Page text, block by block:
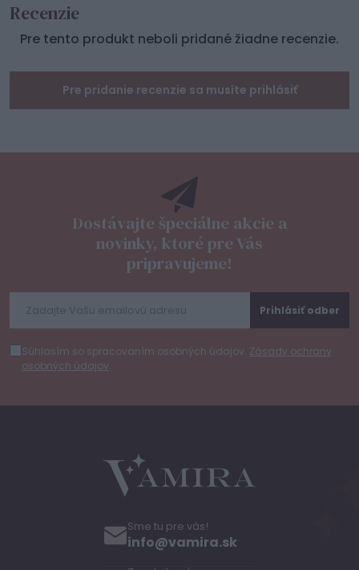
Recenzie
Pre tento produkt neboli pridané žiadne recenzie.
Pre pridanie recenzie sa musíte prihlásiť
Dostávajte špeciálne akcie a
novinky, ktoré pre Vás
pripravujeme!
Súhlasím so spracovaním osobných údajov. Zásady ochrany
osobných údajov.
Prihlásiť odber
Sme tu pre vás!
info@vamira.sk